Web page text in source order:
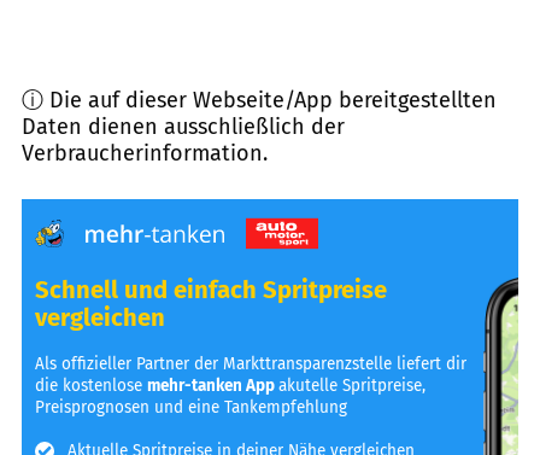
ⓘ Die auf dieser Webseite/App bereitgestellten
Daten dienen ausschließlich der
Verbraucherinformation.
Schnell und einfach Spritpreise
vergleichen
Als offizieller Partner der Markttransparenzstelle liefert dir
die kostenlosemehr-tanken Appakutelle Spritpreise,
Preisprognosen und eine Tankempfehlung
Aktuelle Spritpreise in deiner Nähe vergleichen